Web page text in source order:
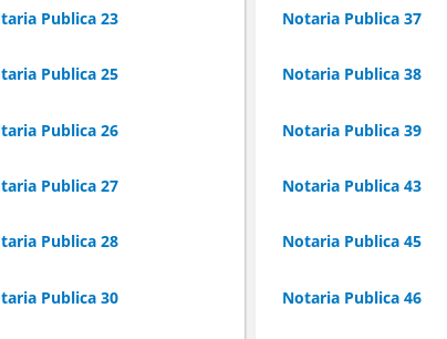
Publica 23
Publica 25
Publica 26
Publica 27
Publica 28
Publica 30
Notaria Publica 37
Notaria Publica 38
Notaria Publica 39
Notaria Publica 43
Notaria Publica 45
Notaria Publica 46